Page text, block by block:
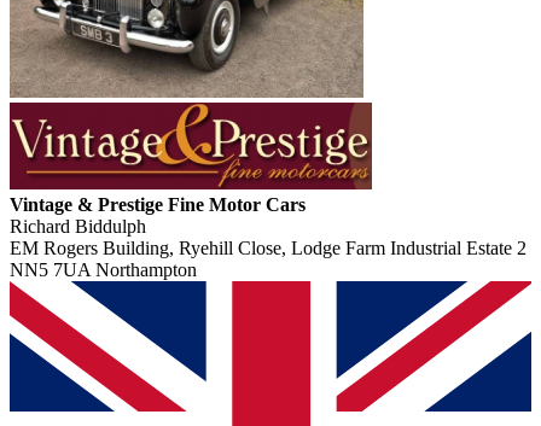
Vintage & Prestige Fine Motor Cars
Richard Biddulph
EM Rogers Building, Ryehill Close, Lodge Farm Industrial Estate 2
NN5 7UA Northampton